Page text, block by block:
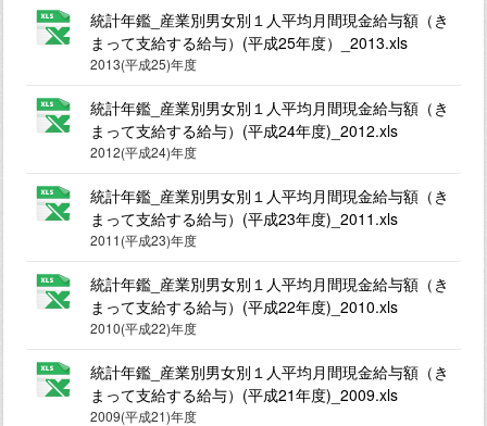
統計年鑑_産業別男女別１人平均月間現金給与額（き
まって支給する給与）(平成25年度）_2013.xls
2013(平成25)年度
統計年鑑_産業別男女別１人平均月間現金給与額（き
まって支給する給与）(平成24年度)_2012.xls
2012(平成24)年度
統計年鑑_産業別男女別１人平均月間現金給与額（き
まって支給する給与）(平成23年度)_2011.xls
2011(平成23)年度
統計年鑑_産業別男女別１人平均月間現金給与額（き
まって支給する給与）(平成22年度)_2010.xls
2010(平成22)年度
統計年鑑_産業別男女別１人平均月間現金給与額（き
まって支給する給与）(平成21年度)_2009.xls
2009(平成21)年度